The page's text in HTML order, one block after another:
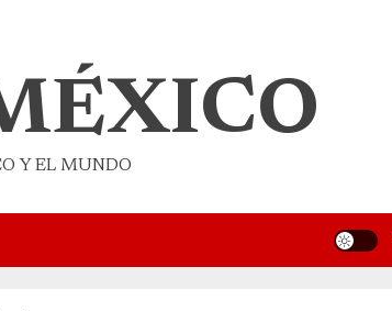
Y EL MUNDO